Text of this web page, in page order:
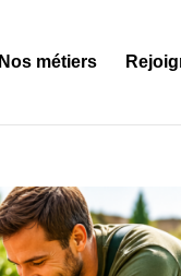
Nos métiers